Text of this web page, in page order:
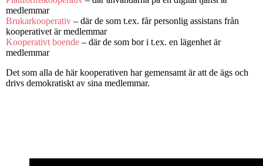
medlemmar
Brukarkooperativ – där de som t.ex. får personlig assistans från
kooperativet är medlemmar
Kooperativt boende – där de som bor i t.ex. en lägenhet är
medlemmar
Det som alla de här kooperativen har gemensamt är att de ägs och
drivs demokratiskt av sina medlemmar.